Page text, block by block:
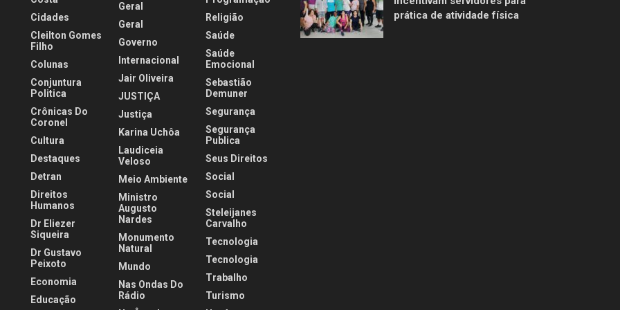
Cidades
Cleilton Gomes
Filho
Colunas
Conjuntura
Politica
Crônicas Do
Coronel
Cultura
Destaques
Detran
Direitos
Humanos
Dr Eliezer
Siqueira
Dr Gustavo
Peixoto
Economia
Educação
Geral
Geral
Governo
Internacional
Jair Oliveira
JUSTIÇA
Justiça
Karina Uchôa
Laudiceia
Veloso
Meio Ambiente
Ministro
Augusto
Nardes
Monumento
Natural
Mundo
Nas Ondas Do
Rádio
Religião
Saúde
Saúde
Emocional
Sebastião
Demuner
Segurança
Segurança
Publica
Seus Direitos
Social
Social
Steleijanes
Carvalho
Tecnologia
Tecnologia
Trabalho
Turismo
prática de atividade física